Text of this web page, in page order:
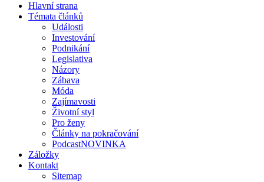
Hlavní strana
Témata článků
Události
Investování
Podnikání
Legislativa
Názory
Zábava
Móda
Zajímavosti
Životní styl
Pro ženy
Články na pokračování
PodcastNOVINKA
Záložky
Kontakt
Sitemap